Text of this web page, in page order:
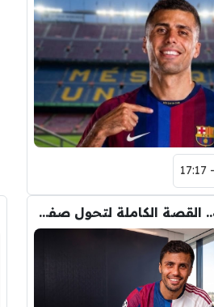
تفاصيل صادمة.. القصة الكاملة لتحول صفقة رودري من ريال مدريد الى برشلونة